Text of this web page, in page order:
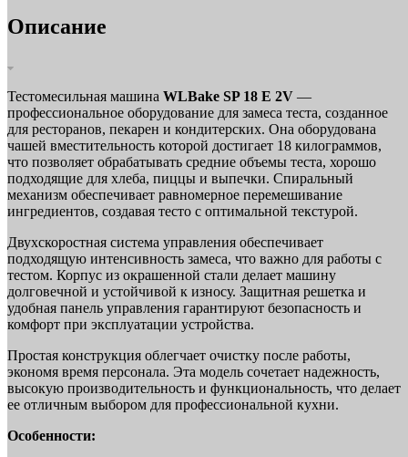
Описание
Тестомесильная машина WLBake SP 18 E 2V —
профессиональное оборудование для замеса теста, созданное
для ресторанов, пекарен и кондитерских. Она оборудована
чашей вместительность которой достигает 18 килограммов,
что позволяет обрабатывать средние объемы теста, хорошо
подходящие для хлеба, пиццы и выпечки. Спиральный
механизм обеспечивает равномерное перемешивание
ингредиентов, создавая тесто с оптимальной текстурой.
Двухскоростная система управления обеспечивает
подходящую интенсивность замеса, что важно для работы с
тестом. Корпус из окрашенной стали делает машину
долговечной и устойчивой к износу. Защитная решетка и
удобная панель управления гарантируют безопасность и
комфорт при эксплуатации устройства.
Простая конструкция облегчает очистку после работы,
экономя время персонала. Эта модель сочетает надежность,
высокую производительность и функциональность, что делает
ее отличным выбором для профессиональной кухни.
Особенности: